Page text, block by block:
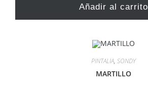
Añadir al carrito
PINTALIA, SONDY
MARTILLO